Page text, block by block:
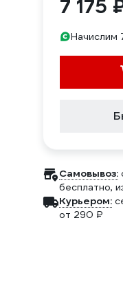
7 175
Начислим
Самовывоз:
бесплатно,
Курьером:
от 290 ₽